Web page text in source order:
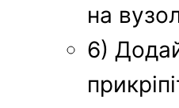
на
6)